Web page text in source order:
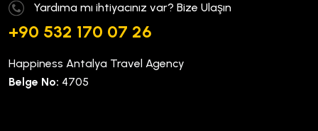
Yardıma mı ihtiyacınız var? Bize Ulaşın
+90 532 170 07 26
Happiness Antalya Travel Agency
Belge No: 4705